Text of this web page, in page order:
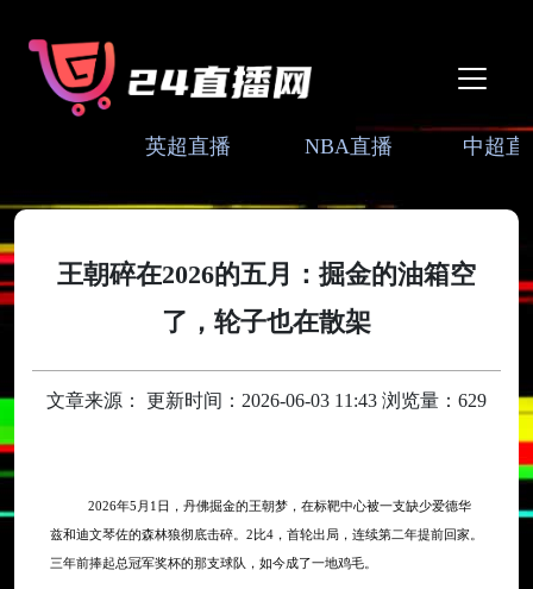
英超直播 NBA直播 中超直
王朝碎在2026的五月：掘金的油箱空
了，轮子也在散架
文章来源： 更新时间：2026-06-03 11:43 浏览量：629
2026年5月1日，丹佛掘金的王朝梦，在标靶中心被一支缺少爱德华
兹和迪文琴佐的森林狼彻底击碎。2比4，首轮出局，连续第二年提前回家。
三年前捧起总冠军奖杯的那支球队，如今成了一地鸡毛。